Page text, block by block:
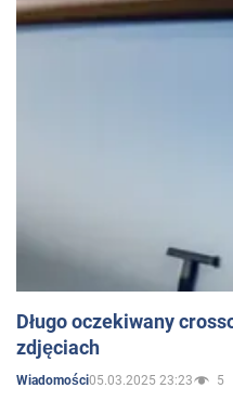
Długo oczekiwany
zdjęciach
Wiadomości05.03.2025 23:23 5